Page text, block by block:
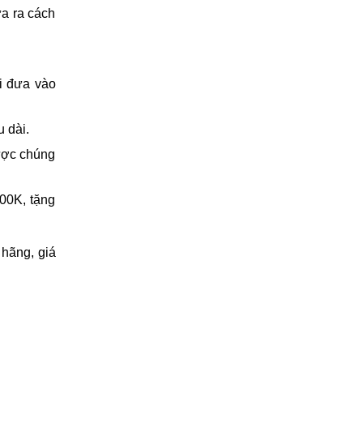
ra cách
đưa vào
dài.
chúng
tặng
giá